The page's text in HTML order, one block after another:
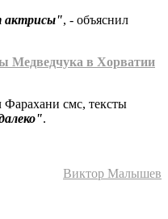
актрисы", - объяснил
Медведчука в Хорватии
смс, тексты
.
Виктор Малышев